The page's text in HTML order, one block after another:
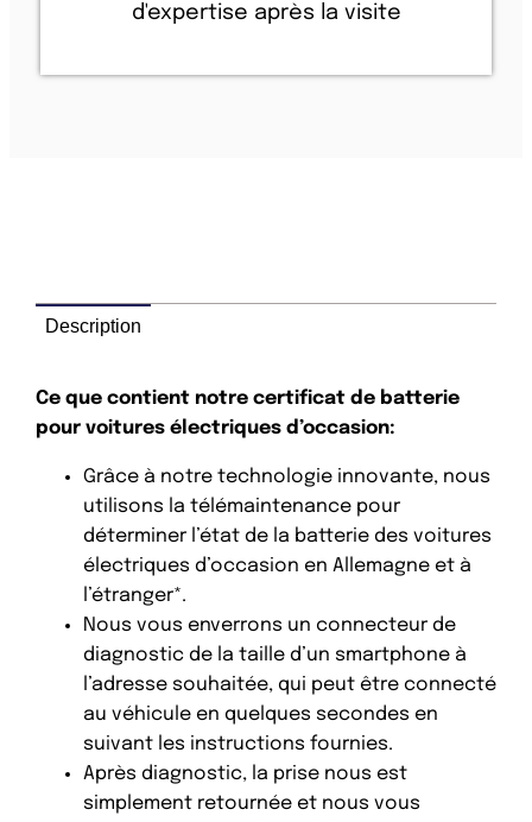
d'expertise après la visite
Description
Ce que contient notre certificat de batterie
pour voitures électriques d’occasion:
Grâce à notre technologie innovante, nous
utilisons la télémaintenance pour
déterminer l’état de la batterie des voitures
électriques d’occasion en Allemagne et à
l’étranger*.
Nous vous enverrons un connecteur de
diagnostic de la taille d’un smartphone à
l’adresse souhaitée, qui peut être connecté
au véhicule en quelques secondes en
suivant les instructions fournies.
Après diagnostic, la prise nous est
simplement retournée et nous vous